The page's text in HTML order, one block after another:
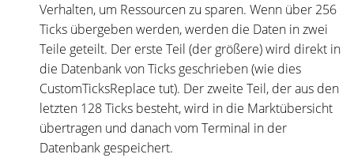
Verhalten, um Ressourcen zu sparen. Wenn über 256
Ticks übergeben werden, werden die Daten in zwei
Teile geteilt. Der erste Teil (der größere) wird direkt in
die Datenbank von Ticks geschrieben (wie dies
CustomTicksReplace tut). Der zweite Teil, der aus den
letzten 128 Ticks besteht, wird in die Marktübersicht
übertragen und danach vom Terminal in der
Datenbank gespeichert.